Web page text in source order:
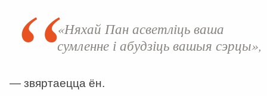
«Няхай Пан асветліць ваша
сумленне і абудзіць вашыя сэрцы»,
— звяртаецца ён.